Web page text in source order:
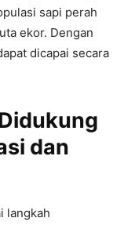
sapi perah
ekor. Dengan
dicapai secara
dan
langkah